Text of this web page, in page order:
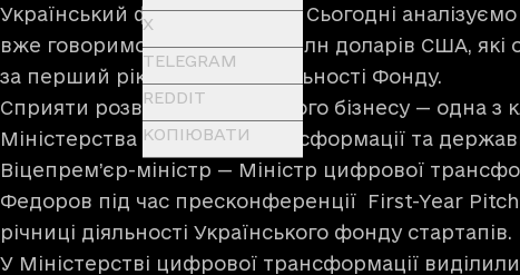
X
TELEGRAM
REDDIT
КОПІЮВАТИ
Український фонд стартапів. Сьогодні аналізуємо
вже говоримо про майже 3 млн доларів США, які
за перший рік грантової діяльності Фонду.
Сприяти розвитку українського бізнесу — одна з
Міністерства цифрової трансформації та
Віцепрем’єр-міністр — Міністр цифрової
Федоров під час пресконференції First-Year
річниці діяльності Українського фонду стартапів.
У Міністерстві цифрової трансформації